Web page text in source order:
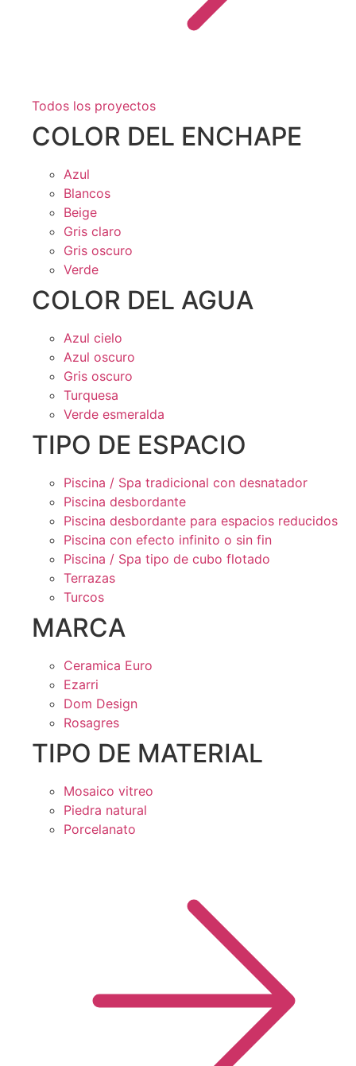
Todos los proyectos
COLOR DEL ENCHAPE
Azul
Blancos
Beige
Gris claro
Gris oscuro
Verde
COLOR DEL AGUA
Azul cielo
Azul oscuro
Gris oscuro
Turquesa
Verde esmeralda
TIPO DE ESPACIO
Piscina / Spa tradicional con desnatador
Piscina desbordante
Piscina desbordante para espacios reducidos
Piscina con efecto infinito o sin fin
Piscina / Spa tipo de cubo flotado
Terrazas
Turcos
MARCA
Ceramica Euro
Ezarri
Dom Design
Rosagres
TIPO DE MATERIAL
Mosaico vitreo
Piedra natural
Porcelanato